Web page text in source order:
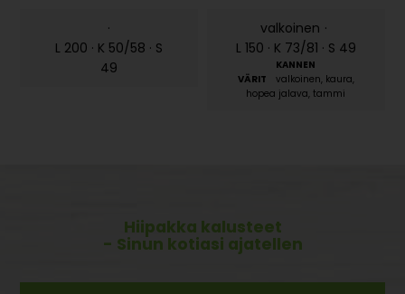
·
L 200 · K 50/58 · S
49
valkoinen ·
L 150 · K 73/81 · S 49
valkoinen, kaura,
hopea jalava, tammi
Hiipakka kalusteet
- Sinun kotiasi ajatellen